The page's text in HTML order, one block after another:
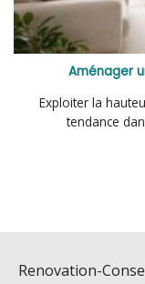
Aménager
Exploiter la
tendance
Renovation-